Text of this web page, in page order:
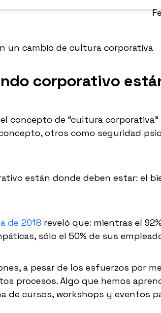
corporativo
concepto de “cultura
otros como seguridad
están donde deben estar: el
de 2018 reveló que: mientras el
sólo el 50% de sus
a pesar de los esfuerzos por
procesos. Algo que hemos
de cursos, workshops y eventos